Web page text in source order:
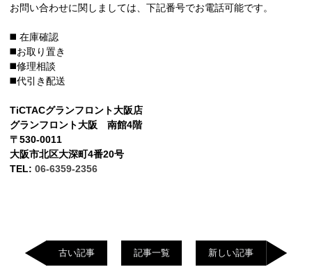
お問い合わせに関しましては、下記番号でお電話可能です。
◼️ 在庫確認
◼️お取り置き
◼️修理相談
◼️代引き配送
TiCTACグランフロント大阪店
グランフロント大阪 南館4階
〒530-0011
大阪市北区大深町4番20号
TEL: 06-6359-2356
古い記事 記事一覧 新しい記事